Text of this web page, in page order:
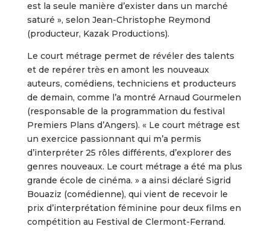
est la seule manière d’exister dans un marché
saturé », selon Jean-Christophe Reymond
(producteur, Kazak Productions).
Le court métrage permet de révéler des talents
et de repérer très en amont les nouveaux
auteurs, comédiens, techniciens et producteurs
de demain, comme l’a montré Arnaud Gourmelen
(responsable de la programmation du festival
Premiers Plans d’Angers). « Le court métrage est
un exercice passionnant qui m’a permis
d’interpréter 25 rôles différents, d’explorer des
genres nouveaux. Le court métrage a été ma plus
grande école de cinéma. » a ainsi déclaré Sigrid
Bouaziz (comédienne), qui vient de recevoir le
prix d’interprétation féminine pour deux films en
compétition au Festival de Clermont-Ferrand.